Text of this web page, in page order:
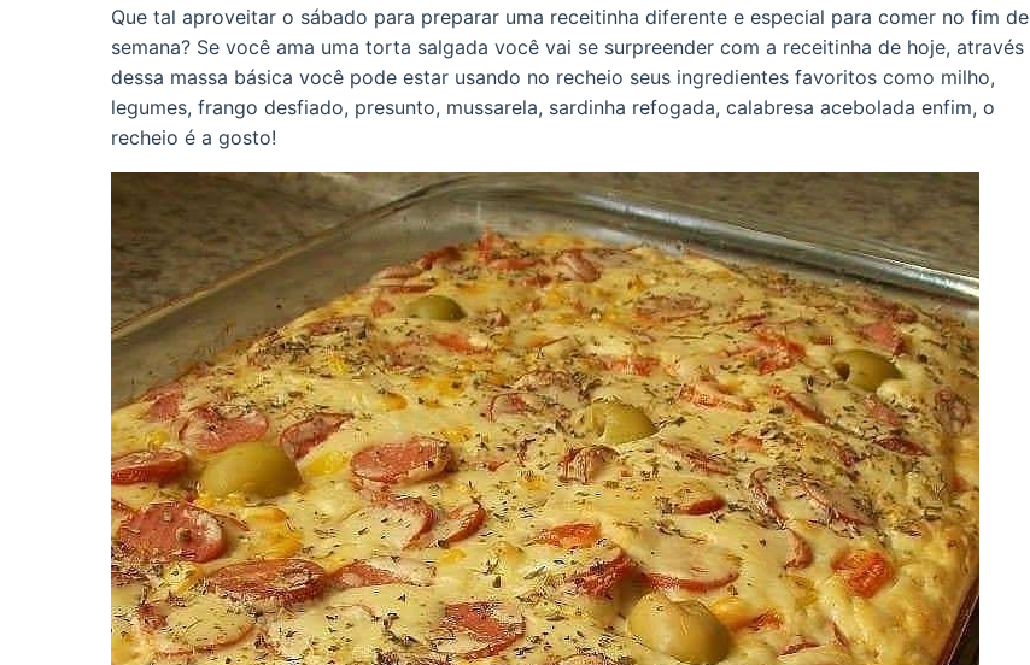
Que tal aproveitar o sábado para preparar uma receitinha diferente e especial para comer no fim de
semana? Se você ama uma torta salgada você vai se surpreender com a receitinha de hoje, através
dessa massa básica você pode estar usando no recheio seus ingredientes favoritos como milho,
legumes, frango desfiado, presunto, mussarela, sardinha refogada, calabresa acebolada enfim, o
recheio é a gosto!